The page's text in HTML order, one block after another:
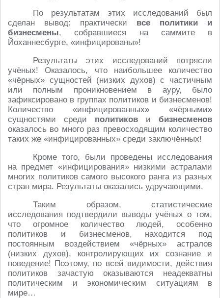
По результатам этих исследований был
сделан вывод: практически все политики и
бизнесмены, собравшиеся на саммите в
Йоханнесбурге, «инфицированы»!
Результаты этих исследований потрясли
учёных! Оказалось, что наибольшее количество
«чёрных» сущностей (низких духов) с частичным
или полным проникновением в ауру, было
зафиксировано в группах политиков и бизнесменов!
Количество «инфицированных» «чёрными»
сущностями среди политиков и бизнесменов
оказалось во много раз превосходящим количество
таких же «инфицированных» среди заключённых!
Кроме того, были проведены исследования
на предмет «инфицирования» низкими астралами
многих политиков самого высокого ранга из разных
стран мира. Результаты оказались удручающими.
Таким образом, статистические
исследования подтвердили выводы учёных о том,
что огромное количество людей, особенно
политиков и бизнесменов, находится под
постоянным воздействием «чёрных» астралов
(низких духов), контролирующих их сознание и
поведение! Поэтому, по всей видимости, действия
политиков зачастую оказываются неадекватны
политическим и экономическим ситуациям в
мире…